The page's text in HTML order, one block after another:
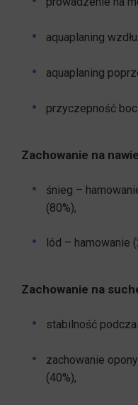
aquaplaning
aquaplaning
przyczepność
Zachowanie na
śnieg –
(80%),
lód – hamowanie
Zachowanie na
stabilność
zachowanie
(40%),